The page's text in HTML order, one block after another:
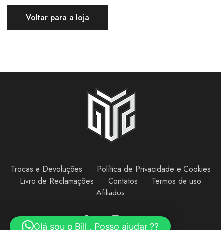
Voltar para a loja
Trocas e Devoluções
Política de Privacidade e Cookies
Livro de Reclamações
Contatos
Termos de uso
Afiliados
Olá sou o Bill , Posso ajudar ??